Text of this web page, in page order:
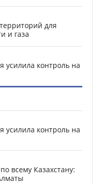
для
и газа
усилила контроль на
усилила контроль на
всему Казахстану: